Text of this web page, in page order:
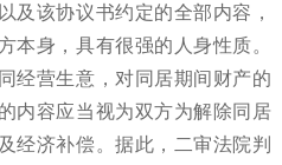
及该协议书约定的全部内容，
本身，具有很强的人身性质。
经营生意，对同居期间财产的
内容应当视为双方为解除同居
经济补偿。据此，二审法院判